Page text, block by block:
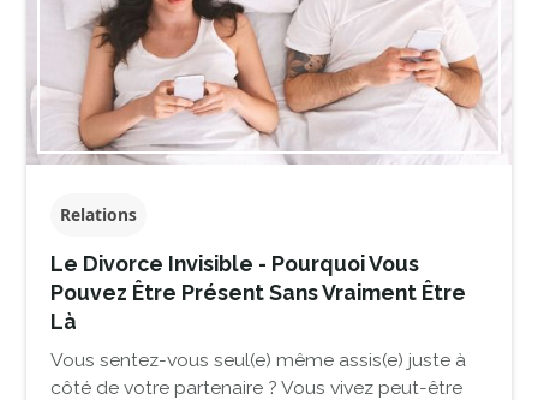
Relations
Le Divorce Invisible - Pourquoi Vous
Pouvez Être Présent Sans Vraiment Être
Là
Vous sentez-vous seul(e) même assis(e) juste à
côté de votre partenaire ? Vous vivez peut-être